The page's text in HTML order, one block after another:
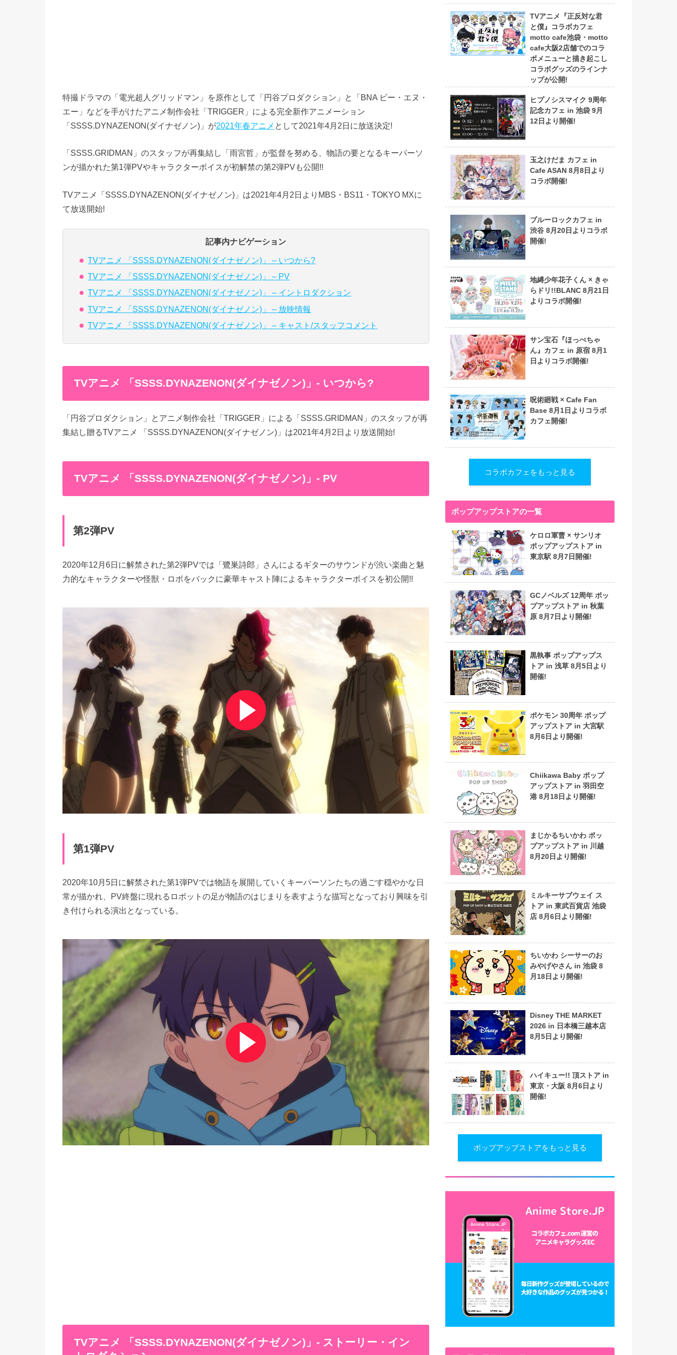
特撮ドラマの「電光超人グリッドマン」を原作として「円谷プロダクション」と「BNA ビー・エヌ・
エー」などを手がけたアニメ制作会社「TRIGGER」による完全新作アニメーション
「SSSS.DYNAZENON(ダイナゼノン)」が2021年春アニメ として2021年4月2日に放送決定!
「SSSS.GRIDMAN」のスタッフが再集結し「雨宮哲」が監督を努める、物語の要となるキーパーソ
ンが描かれた第1弾PVやキャラクターボイスが初解禁の第2弾PVも公開!!
TVアニメ「SSSS.DYNAZENON(ダイナゼノン)」は2021年4月2日よりMBS・BS11・TOKYO MXに
て放送開始!
記事内ナビゲーション
TVアニメ 「SSSS.DYNAZENON(ダイナゼノン)」 – いつから?
TVアニメ 「SSSS.DYNAZENON(ダイナゼノン)」 – PV
TVアニメ 「SSSS.DYNAZENON(ダイナゼノン)」 – イントロダクション
TVアニメ 「SSSS.DYNAZENON(ダイナゼノン)」 – 放映情報
TVアニメ 「SSSS.DYNAZENON(ダイナゼノン)」 – キャスト/スタッフコメント
TVアニメ 「SSSS.DYNAZENON(ダイナゼノン)」- いつから?
「円谷プロダクション」とアニメ制作会社「TRIGGER」による「SSSS.GRIDMAN」のスタッフが再
集結し贈るTVアニメ 「SSSS.DYNAZENON(ダイナゼノン)」は2021年4月2日より放送開始!
TVアニメ 「SSSS.DYNAZENON(ダイナゼノン)」- PV
第2弾PV
2020年12月6日に解禁された第2弾PVでは「鷺巣詩郎」さんによるギターのサウンドが渋い楽曲と魅
力的なキャラクターや怪獣・ロボをバックに豪華キャスト陣によるキャラクターボイスを初公開!!
第1弾PV
2020年10月5日に解禁された第1弾PVでは物語を展開していくキーパーソンたちの過ごす穏やかな日
常が描かれ、PV終盤に現れるロボットの足が物語のはじまりを表すような描写となっており興味を引
き付けられる演出となっている。
TVアニメ 「SSSS.DYNAZENON(ダイナゼノン)」- ストーリー・イン
TVアニメ『正反対な君
と僕』コラボカフェ
motto cafe池袋・motto
cafe大阪2店舗でのコラ
ボメニューと描き起こし
コラボグッズのラインナ
ップが公開!
ヒプノシスマイク 9周年
記念カフェ in 池袋 9月
12日より開催!
玉之けだま カフェ in
Cafe ASAN 8月8日より
コラボ開催!
ブルーロックカフェ in
渋谷 8月20日よりコラボ
開催!
地縛少年花子くん × きゃ
らドリ!!BLANC 8月21日
よりコラボ開催!
サン宝石『ほっぺちゃ
ん』カフェ in 原宿 8月1
日よりコラボ開催!
呪術廻戦 × Cafe Fan
Base 8月1日よりコラボ
カフェ開催!
コラボカフェをもっと見る
ポップアップストアの一覧
ケロロ軍曹 × サンリオ
ポップアップストア in
東京駅 8月7日開催!
GCノベルズ 12周年 ポッ
プアップストア in 秋葉
原 8月7日より開催!
黒執事 ポップアップス
トア in 浅草 8月5日より
開催!
ポケモン 30周年 ポップ
アップストア in 大宮駅
8月6日より開催!
Chiikawa Baby ポップ
アップストア in 羽田空
港 8月18日より開催!
まじかるちいかわ ポッ
プアップストア in 川越
8月20日より開催!
ミルキーサブウェイ ス
トア in 東武百貨店 池袋
店 8月6日より開催!
ちいかわ シーサーのお
みやげやさん in 池袋 8
月18日より開催!
Disney THE MARKET
2026 in 日本橋三越本店
8月5日より開催!
ハイキュー!! 頂ストア in
東京・大阪 8月6日より
開催!
ポップアップストアをもっと見る